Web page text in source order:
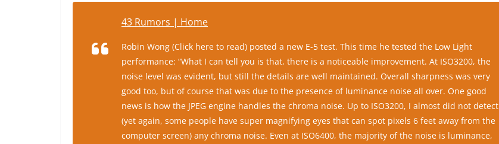
43 Rumors | Home
Robin Wong (Click here to read) posted a new E-5 test. This time he tested the Low Light
performance: “What I can tell you is that, there is a noticeable improvement. At ISO3200, the
noise level was evident, but still the details are well maintained. Overall sharpness was very
good too, but of course that was due to the presence of luminance noise all over. One good
news is how the JPEG engine handles the chroma noise. Up to ISO3200, I almost did not detect
(yet again, some people have super magnifying eyes that can spot pixels 6 feet away from the
computer screen) any chroma noise. Even at ISO6400, the majority of the noise is luminance,